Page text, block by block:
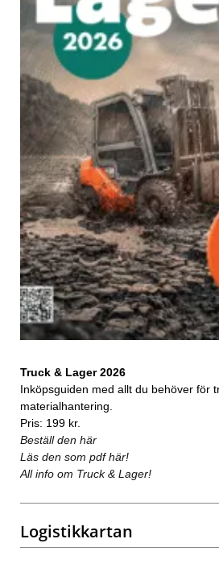
Truck & Lager 2026
Inköpsguiden med allt du behöver för
materialhantering.
Pris: 199 kr.
Beställ den här
Läs den som pdf här!
All info om Truck & Lager!
Logistikkartan